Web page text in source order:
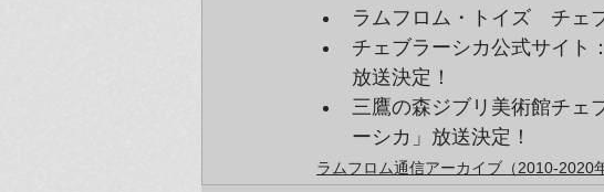
ラムフロム・トイズ　チェ
チェブラーシカ公式サイト
放送決定！
三鷹の森ジブリ美術館チェ
ーシカ」放送決定！
ラムフロム通信アーカイブ（2010-2020年